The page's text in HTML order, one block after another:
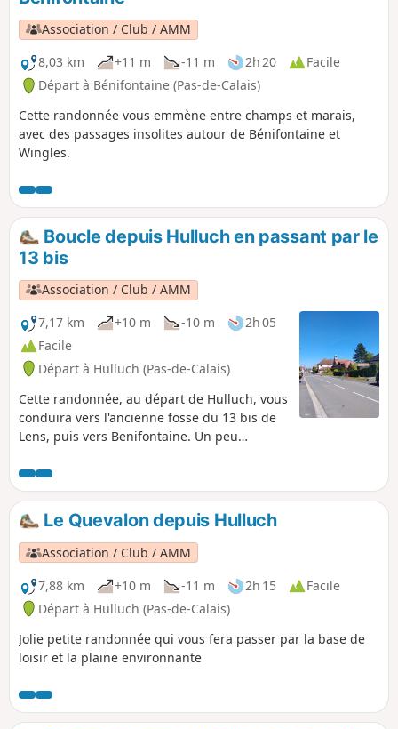
Association / Club / AMM
8,03 km
+11 m -11 m 2h 20
Facile
Départ à Bénifontaine (Pas-de-Calais)
Cette randonnée vous emmène entre champs et marais,
avec des passages insolites autour de Bénifontaine et
Wingles.
Boucle depuis Hulluch en passant par le
13 bis
Association / Club / AMM
7,17 km
+10 m -10 m
2h 05
Facile
Départ à Hulluch (Pas-de-Calais)
Cette randonnée, au départ de Hulluch, vous
conduira vers l'ancienne fosse du 13 bis de
Lens, puis vers Benifontaine. Un peu
bassin minier classé au patrimoine de
l'UNESCO.
Le Quevalon depuis Hulluch
Association / Club / AMM
7,88 km
+10 m -11 m 2h 15
Facile
Départ à Hulluch (Pas-de-Calais)
Jolie petite randonnée qui vous fera passer par la base de
loisir et la plaine environnante